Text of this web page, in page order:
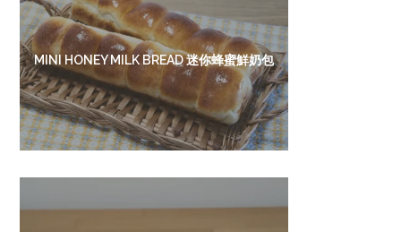
MINI HONEY MILK BREAD 迷你蜂蜜鮮奶包